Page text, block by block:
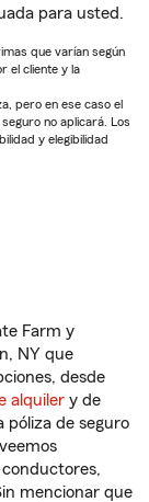
para usted.
que varían según
el cliente y la
pero en ese caso el
no aplicará. Los
y elegibilidad
Farm y
NY que
desde
alquiler y de
póliza de seguro
mencionar que